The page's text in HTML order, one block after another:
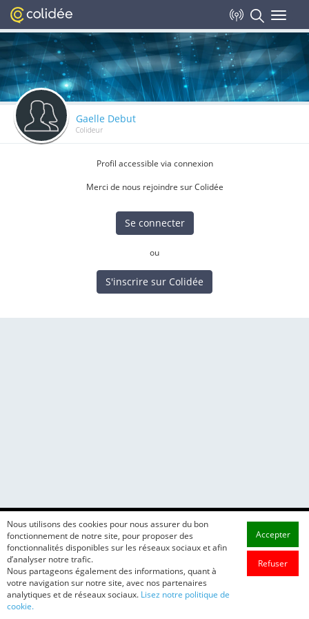
Toggle
Gaelle Debut
Colideur
Profil accessible via connexion
Merci de nous rejoindre sur Colidée
Se connecter
ou
S'inscrire sur Colidée
Nous utilisons des cookies pour nous assurer du bon
fonctionnement de notre site, pour proposer des
fonctionnalités disponibles sur les réseaux sociaux et afin
d’analyser notre trafic.
Nous partageons également des informations, quant à
votre navigation sur notre site, avec nos partenaires
analytiques et de réseaux sociaux. Lisez notre politique de
cookie.
Accepter
Refuser